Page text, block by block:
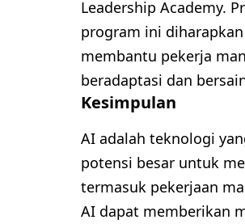
Leadership Academy.
program ini
membantu pekerja
beradaptasi dan
Kesimpulan
AI adalah teknologi
potensi besar untuk
termasuk pekerjaan
AI dapat memberikan